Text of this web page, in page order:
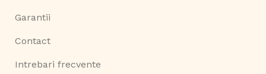
Garantii
Contact
Intrebari frecvente